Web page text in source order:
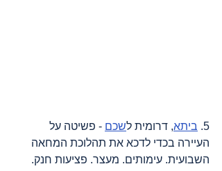
5. ביתא, דרומית לשכם - פשיטה על
העיירה בכדי לדכא את תהלוכת המחאה
השבועית. עימותים. מעצר. פציעות חנק.